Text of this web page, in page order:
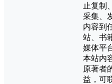
止复制
采集、
内容到
站、书
媒体平
本站内
原著者
益，可